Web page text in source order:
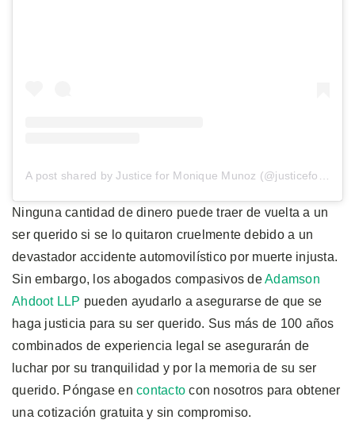
Ninguna cantidad de dinero puede traer de vuelta a un
ser querido si se lo quitaron cruelmente debido a un
devastador accidente automovilístico por muerte injusta.
Sin embargo, los abogados compasivos deAdamson
Ahdoot LLP pueden ayudarlo a asegurarse de que se
haga justicia para su ser querido. Sus más de 100 años
combinados de experiencia legal se asegurarán de
luchar por su tranquilidad y por la memoria de su ser
querido. Póngase en contactocon nosotros para obtener
una cotización gratuita y sin compromiso.